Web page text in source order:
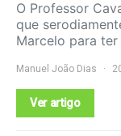
O Professor
que
Marcelo para
Manuel João Dias
Ver artigo